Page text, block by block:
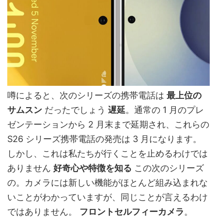
噂によると、次のシリーズの携帯電話は 最上位の
サムスン だったでしょう 遅延。通常の 1 月のプレ
ゼンテーションから 2 月末まで延期され、これらの
S26 シリーズ携帯電話の発売は 3 月になります。
しかし、これは私たちが行くことを止めるわけでは
ありません 好奇心や特徴を知る この次のシリーズ
の。カメラには新しい機能がほとんど組み込まれな
いことがわかっていますが、同じことが言えるわけ
ではありません。 フロントセルフィーカメラ。